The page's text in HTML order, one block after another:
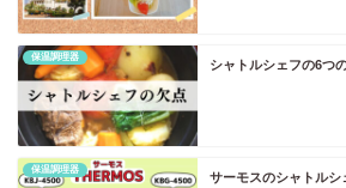
保温調理器
シャトルシェフの6つ
保温調理器
サーモスのシャトル